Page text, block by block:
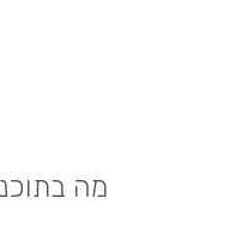
​מה